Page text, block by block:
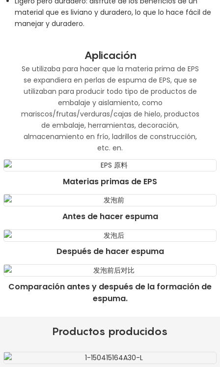
material que es liviano y duradero, lo que lo hace fácil de
manejar y duradero.
Aplicación
Se utilizaba para hacer que la materia prima de EPS
se expandiera en perlas de espuma de EPS, que se
utilizaban para producir todo tipo de productos de
embalaje y aislamiento, como
mariscos/frutas/verduras/cajas de hielo, productos
de embalaje, herramientas, decoración,
almacenamiento en frío, ladrillos de construcción,
etc. en.
Materias primas de EPS
Antes de hacer espuma
Después de hacer espuma
Comparación antes y después de la formación de
espuma.
Productos producidos